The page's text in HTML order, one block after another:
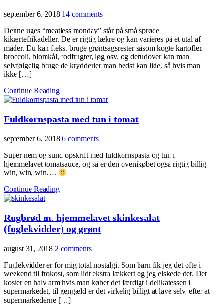
september 6, 2018 14 comments
Denne uges “meatless monday” står på små sprøde
kikærtefrikadeller. De er rigtig lækre og kan varieres på et utal af
måder. Du kan f.eks. bruge grøntsagsrester såsom kogte kartofler,
broccoli, blomkål, rodfrugter, løg osv. og derudover kan man
selvfølgelig bruge de krydderier man bedst kan lide, så hvis man
ikke […]
Continue Reading
Fuldkornspasta med tun i tomat
september 6, 2018 6 comments
Super nem og sund opskrift med fuldkornspasta og tun i
hjemmelavet tomatsauce, og så er den ovenikøbet også rigtig billig –
win, win, win….
Continue Reading
Rugbrød m. hjemmelavet skinkesalat
(fuglekvidder) og grønt
august 31, 2018 2 comments
Fuglekvidder er for mig total nostalgi. Som barn fik jeg det ofte i
weekend til frokost, som lidt ekstra lækkert og jeg elskede det. Det
koster en halv arm hvis man køber det færdigt i delikatessen i
supermarkedet, til gengæld er det virkelig billigt at lave selv, efter at
supermarkederne […]